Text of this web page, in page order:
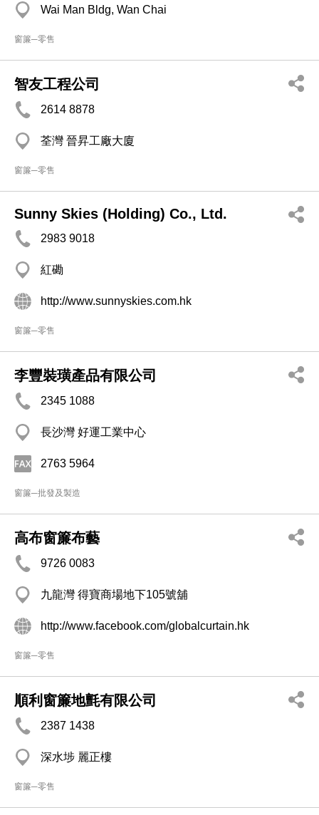
Wai Man Bldg, Wan Chai
窗簾─零售
智友工程公司
2614 8878
荃灣 晉昇工廠大廈
窗簾─零售
Sunny Skies (Holding) Co., Ltd.
2983 9018
紅磡
http://www.sunnyskies.com.hk
窗簾─零售
李豐裝璜產品有限公司
2345 1088
長沙灣 好運工業中心
2763 5964
窗簾─批發及製造
高布窗簾布藝
9726 0083
九龍灣 得寶商場地下105號舖
http://www.facebook.com/globalcurtain.hk
窗簾─零售
順利窗簾地氈有限公司
2387 1438
深水埗 麗正樓
窗簾─零售